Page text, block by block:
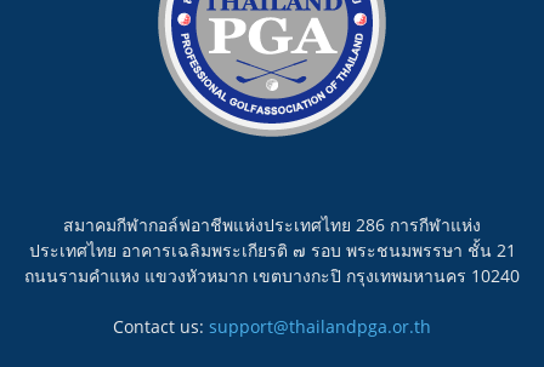
สมาคมกีฬากอล์ฟอาชีพแห่งประเทศไทย 286 การกีฬาแห่ง
ประเทศไทย อาคารเฉลิมพระเกียรติ ๗ รอบ พระชนมพรรษา ชั้น 21
ถนนรามคำแหง แขวงหัวหมาก เขตบางกะปิ กรุงเทพมหานคร 10240
Contact us: support@thailandpga.or.th